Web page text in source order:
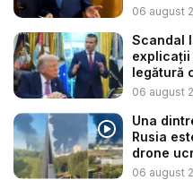
06 august
Scandal
explicații
legătură
06 august
Una
Rusia
drone
noapte...
06 august